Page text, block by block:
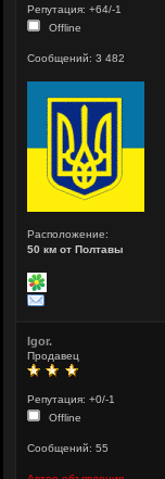
Репутация: +64/-1
Offline
Сообщений: 3 482
Расположение:
50 км от Полтавы
Igor.
Продавец
Репутация: +0/-1
Offline
Сообщений: 55